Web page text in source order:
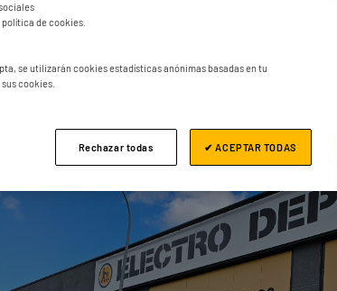
de cookies.
se utilizarán cookies estadísticas anónimas basadas en tu
cookies.
Rechazar todas ✔ ACEPTAR TODAS